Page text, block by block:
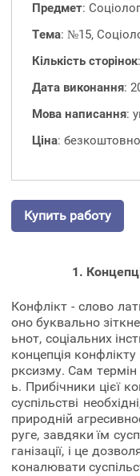
Предмет:
Тема: №15,
Кількість сторінок
Дата виконання:
Мова написання:
Ціна: безкоштовно
Купить работу
1.
Конфлікт - слово
оно буквально
ьнот, соціальних
концепція
рксизму. Сам термін
ь. Прибічники цієї
суспільстві
природній
руге, завдяки їм
ганізації, і це
коналювати